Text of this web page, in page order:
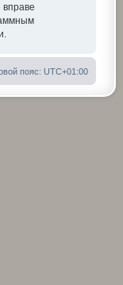
вправе
пояс: UTC+01:00